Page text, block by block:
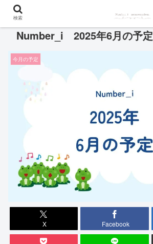
Number_i 2025年6月の予定
今月の予定
X Facebook
検索